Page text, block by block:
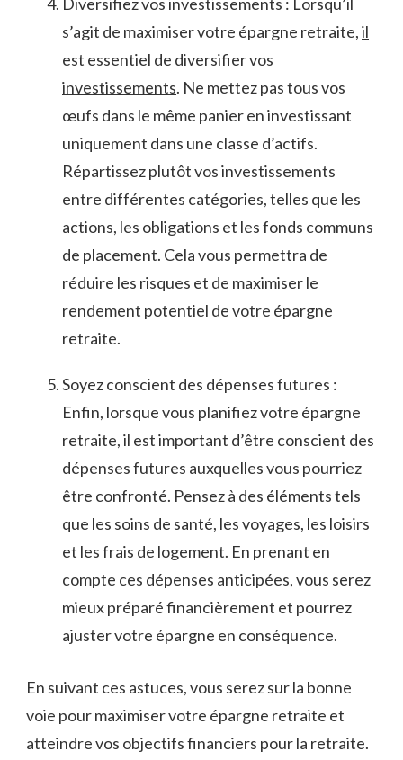
s’agit ‍de maximiser votre épargne retraite,il
⁤est essentiel de diversifier vos
investissements. Ne mettez ​pas tous vos
œufs⁣ dans le ⁤même panier en investissant‌
uniquement dans une ⁤classe ‍d’actifs.
Répartissez plutôt ⁣vos ⁤investissements​
entre différentes catégories, telles que les
actions, ‍les obligations ⁢et les ‍fonds ​communs
de placement. ⁢Cela vous ⁢permettra de
‍réduire les risques et de maximiser le
‌rendement ‍potentiel⁤ de votre épargne
retraite.
Soyez conscient des dépenses futures :
Enfin,⁢ lorsque vous planifiez votre épargne
retraite, il est important d’être conscient des
dépenses futures auxquelles ‍vous pourriez
être⁤ confronté. ‌Pensez à ⁤des éléments tels​
que les soins de santé, les‌ voyages, les‍ loisirs
et les frais de logement. En prenant en
compte ces​ dépenses anticipées, ⁢vous serez
⁢mieux préparé financièrement et ‍pourrez
ajuster⁣ votre‍ épargne⁤ en conséquence.
En suivant ⁣ces astuces,⁤ vous serez sur la bonne⁤
voie pour maximiser votre‍ épargne retraite et​
atteindre vos objectifs financiers pour ‍la retraite.